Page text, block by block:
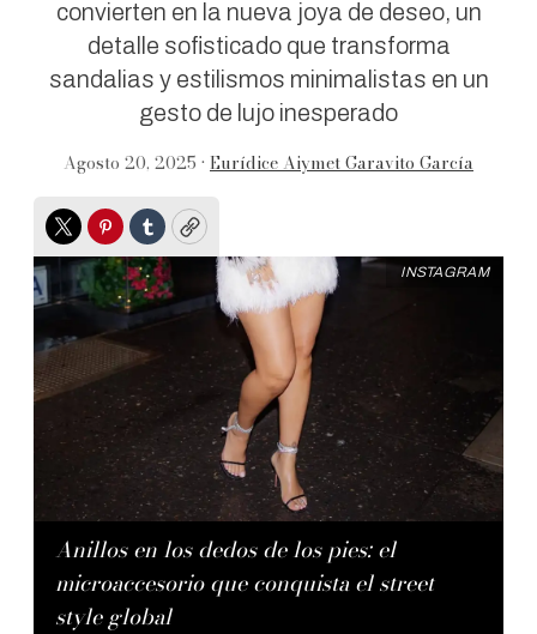
convierten en la nueva joya de deseo, un
detalle sofisticado que transforma
sandalias y estilismos minimalistas en un
gesto de lujo inesperado
Agosto 20, 2025 • Eurídice Aiymet Garavito García
TwitterPinterest
TumblrCopy
Anillos en los dedos de los pies: el
microaccesorio que conquista el street
style global
INSTAGRAM